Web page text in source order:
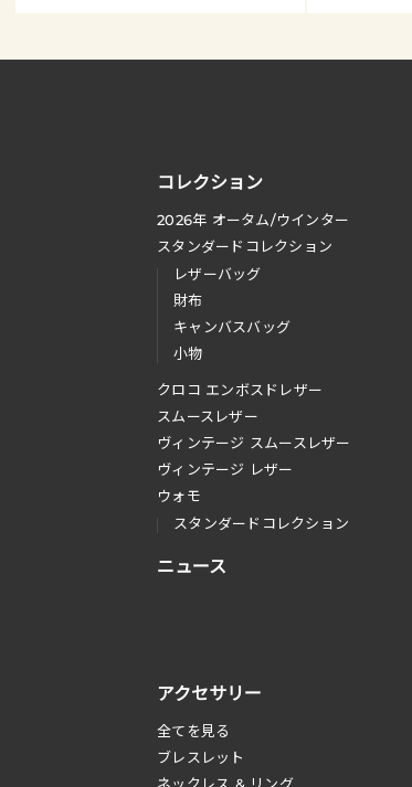
コレクション
2026年 オータム/ウインター
スタンダードコレクション
レザーバッグ
財布
キャンバスバッグ
小物
クロコ エンボスドレザー
スムースレザー
ヴィンテージ スムースレザー
ヴィンテージ レザー
ウォモ
スタンダードコレクション
ニュース
アクセサリー
全てを見る
ブレスレット